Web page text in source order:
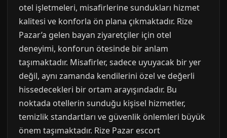
otel işletmeleri, misafirlerine sundukları hizmet
kalitesi ve konforla ön plana çıkmaktadır. Rize
Pazar’a gelen bayan ziyaretçiler için otel
deneyimi, konforun ötesinde bir anlam
taşımaktadır. Misafirler, sadece uyuyacak bir yer
değil, aynı zamanda kendilerini özel ve değerli
hissedecekleri bir ortam arayışındadır. Bu
noktada otellerin sunduğu kişisel hizmetler,
temizlik standartları ve güvenlik önlemleri büyük
önem taşımaktadır. Rize Pazar escort